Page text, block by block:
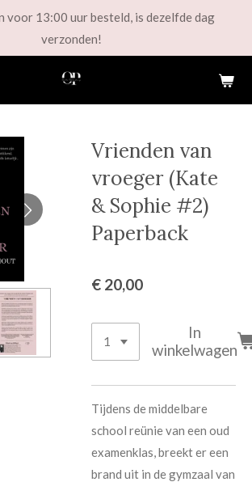
voor 13:00 uur besteld, is dezelfde dag
verzonden!
Vrienden van
vroeger (Kate
& Sophie #2)
Paperback
€ 20,00
In
winkelwagen
Tijdens de middelbare
school reünie van een oud
examenklas, breekt er een
brand uit in de gymzaal van